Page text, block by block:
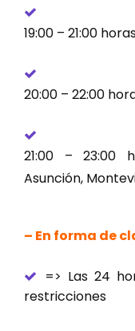
19:00 – 21:00
20:00 – 22:00
21:00 – 23:00
Asunción,
– En forma de
=> Las 24
restricciones